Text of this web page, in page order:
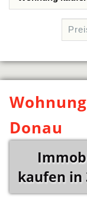
Donau
kaufen in